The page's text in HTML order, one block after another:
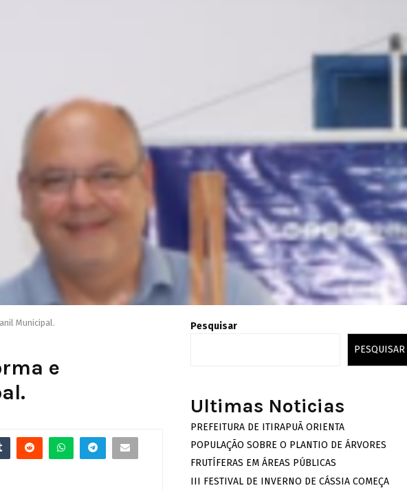
Municipal.
e
Pesquisar
PESQUISAR
Ultimas Noticias
PREFEITURA DE ITIRAPUÃ ORIENTA
POPULAÇÃO SOBRE O PLANTIO DE ÁRVORES
FRUTÍFERAS EM ÁREAS PÚBLICAS
III FESTIVAL DE INVERNO DE CÁSSIA COMEÇA